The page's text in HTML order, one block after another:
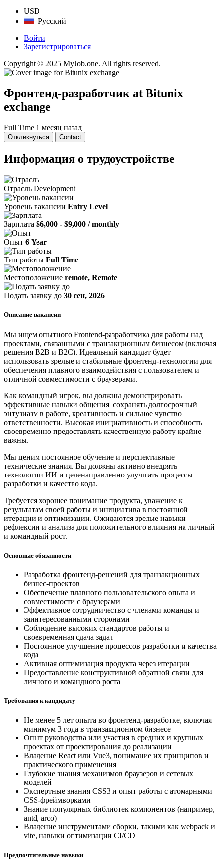
USD
Русский
Войти
Зарегистрироваться
Copyright © 2025 MyJob.one. All rights reserved.
Фронтенд-разработчик at Bitunix
exchange
Full Time 1 месяц назад
Откликнуться Contact
Информация о трудоустройстве
Отрасль Development
Уровень вакансии Entry Level
Зарплата $6,000 - $9,000 / monthly
Опыт 6 Year
Тип работы Full Time
Местоположение remote, Remote
Подать заявку до 30 сен, 2026
Описание вакансии
Мы ищем опытного Frontend-разработчика для работы над
проектами, связанными с транзакционным бизнесом (включая
решения B2B и B2C). Идеальный кандидат будет
использовать зрелые и стабильные фронтенд-технологии для
обеспечения плавного взаимодействия с пользователем и
отличной совместимости с браузерами.
Как командный игрок, вы должны демонстрировать
эффективные навыки общения, сохранять долгосрочный
энтузиазм в работе, креативность и сильное чувство
ответственности. Высокая инициативность и способность
своевременно предоставлять качественную работу крайне
важны.
Мы ценим постоянное обучение и перспективные
технические знания. Вы должны активно внедрять
технологии ИИ и целенаправленно улучшать процессы
разработки и качество кода.
Требуется хорошее понимание продукта, уважение к
результатам своей работы и инициатива в постоянной
итерации и оптимизации. Ожидаются зрелые навыки
рефлексии и анализа для положительного влияния на личный
и командный рост.
Основные обязанности
Разработка фронтенд-решений для транзакционных
бизнес-проектов
Обеспечение плавного пользовательского опыта и
совместимости с браузерами
Эффективное сотрудничество с членами команды и
заинтересованными сторонами
Соблюдение высоких стандартов работы и
своевременная сдача задач
Постоянное улучшение процессов разработки и качества
кода
Активная оптимизация продукта через итерации
Предоставление конструктивной обратной связи для
личного и командного роста
Требования к кандидату
Не менее 5 лет опыта во фронтенд-разработке, включая
минимум 3 года в транзакционном бизнесе
Опыт руководства или участия в средних и крупных
проектах от проектирования до реализации
Владение React или Vue3, понимание их принципов и
практического применения
Глубокие знания механизмов браузеров и сетевых
моделей
Экспертные знания CSS3 и опыт работы с атомарными
CSS-фреймворками
Знание популярных библиотек компонентов (например,
antd, arco)
Владение инструментами сборки, такими как webpack и
vite, навыки оптимизации CI/CD
Предпочтительные навыки